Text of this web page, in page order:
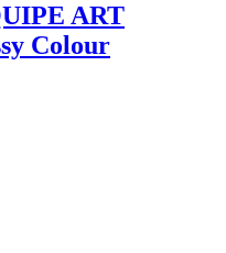
ART
Colour